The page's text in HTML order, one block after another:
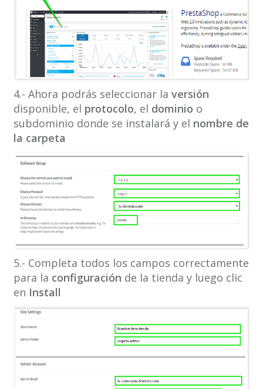
4.- Ahora podrás seleccionar la versión
disponible, el protocolo, el dominio o
subdominio donde se instalará y el nombre de
la carpeta
5.- Completa todos los campos correctamente
para la configuración de la tienda y luego clic
en Install